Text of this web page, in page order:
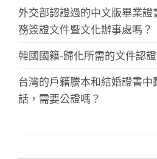
外交部認證過的中文版畢業
務簽證文件暨文化辦事處嗎？
韓國國籍-歸化所需的文件認證
台灣的戶籍謄本和結婚證書
話，需要公證嗎？